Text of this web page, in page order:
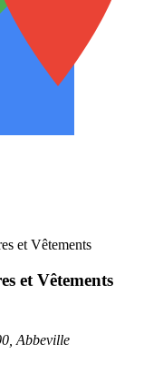
et Vêtements
,Abbeville